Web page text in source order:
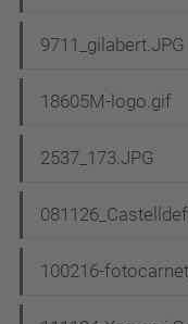
9711_gilabert.JPG
18605M-logo.gif
2537_173.JPG
100216-